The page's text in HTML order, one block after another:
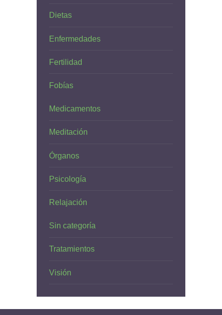
Dietas
Enfermedades
Fertilidad
Fobías
Medicamentos
Meditación
Órganos
Psicología
Relajación
Sin categoría
Tratamientos
Visión